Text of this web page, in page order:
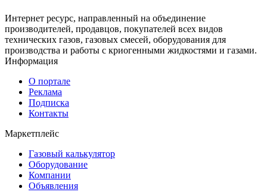
Интернет ресурс, направленный на объединение
производителей, продавцов, покупателей всех видов
технических газов, газовых смесей, оборудования для
производства и работы с криогенными жидкостями и газами.
Информация
О портале
Реклама
Подписка
Контакты
Маркетплейс
Газовый калькулятор
Оборудование
Компании
Объявления